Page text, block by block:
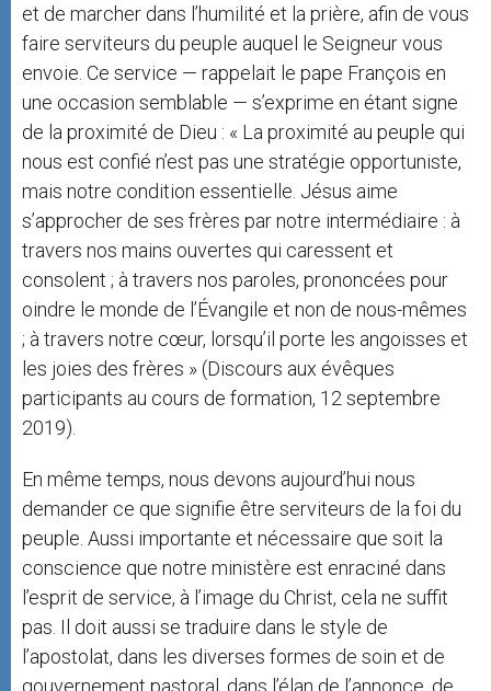
et de marcher dans l’humilité et la prière, afin de vous
faire serviteurs du peuple auquel le Seigneur vous
envoie. Ce service — rappelait le pape François en
une occasion semblable — s’exprime en étant signe
de la proximité de Dieu : « La proximité au peuple qui
nous est confié n’est pas une stratégie opportuniste,
mais notre condition essentielle. Jésus aime
s’approcher de ses frères par notre intermédiaire : à
travers nos mains ouvertes qui caressent et
consolent ; à travers nos paroles, prononcées pour
oindre le monde de l’Évangile et non de nous-mêmes
; à travers notre cœur, lorsqu’il porte les angoisses et
les joies des frères » (Discours aux évêques
participants au cours de formation, 12 septembre
2019).
En même temps, nous devons aujourd’hui nous
demander ce que signifie être serviteurs de la foi du
peuple. Aussi importante et nécessaire que soit la
conscience que notre ministère est enraciné dans
l’esprit de service, à l’image du Christ, cela ne suffit
pas. Il doit aussi se traduire dans le style de
l’apostolat, dans les diverses formes de soin et de
gouvernement pastoral, dans l’élan de l’annonce, de